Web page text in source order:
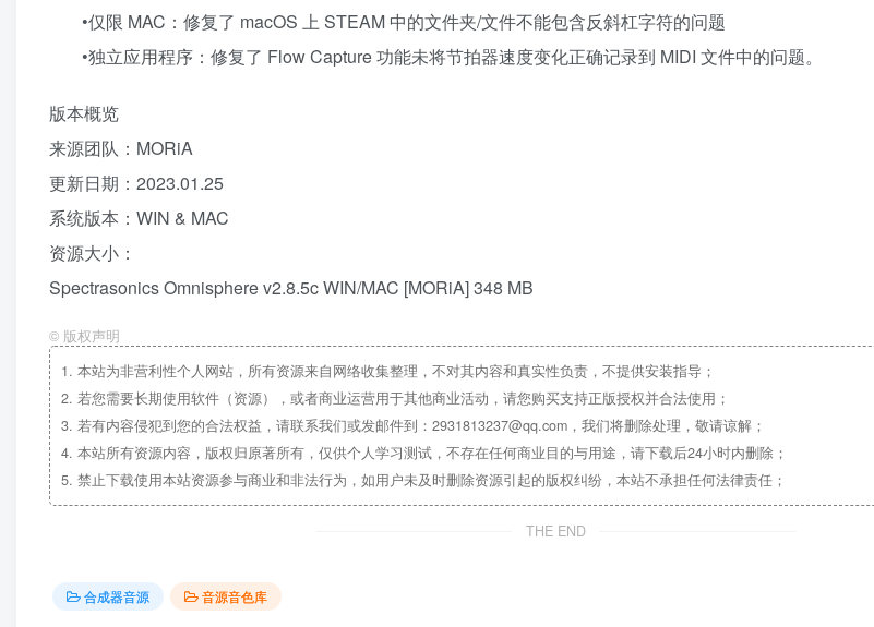
•仅限 MAC：修复了 macOS 上 STEAM 中的文件夹/文件不能包含反斜杠字符的问题
•独立应用程序：修复了 Flow Capture 功能未将节拍器速度变化正确记录到 MIDI 文件中的问题。
版本概览
来源团队：MORiA
更新日期：2023.01.25
系统版本：WIN & MAC
资源大小：
Spectrasonics Omnisphere v2.8.5c WIN/MAC [MORiA] 348 MB
© 版权声明
1. 本站为非营利性个人网站，所有资源来自网络收集整理，不对其内容和真实性负责，不提供安装指导；
2. 若您需要长期使用软件（资源），或者商业运营用于其他商业活动，请您购买支持正版授权并合法使用；
3. 若有内容侵犯到您的合法权益，请联系我们或发邮件到：2931813237@qq.com，我们将删除处理，敬请谅解；
4. 本站所有资源内容，版权归原著所有，仅供个人学习测试，不存在任何商业目的与用途，请下载后24小时内删除；
5. 禁止下载使用本站资源参与商业和非法行为，如用户未及时删除资源引起的版权纠纷，本站不承担任何法律责任；
THE END
合成器音源 音源音色库